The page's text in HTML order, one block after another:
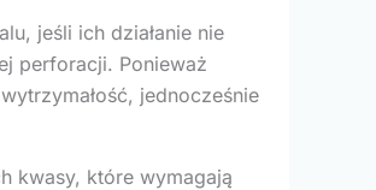
jeśli ich działanie nie
perforacji. Ponieważ
jednocześnie
kwasy, które wymagają